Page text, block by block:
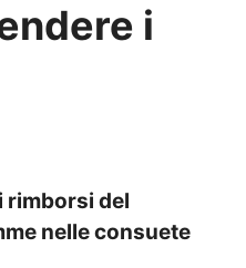
i
rimborsi del
nelle consuete